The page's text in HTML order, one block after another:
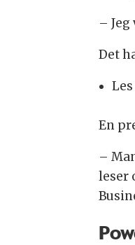
–
Det
En
–
leser